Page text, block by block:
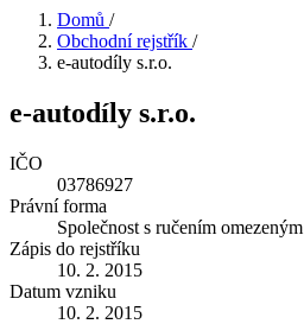
Domů /
Obchodní rejstřík /
e-autodíly s.r.o.
e-autodíly s.r.o.
IČO
03786927
Právní forma
Společnost s ručením omezeným
Zápis do rejstříku
10. 2. 2015
Datum vzniku
10. 2. 2015